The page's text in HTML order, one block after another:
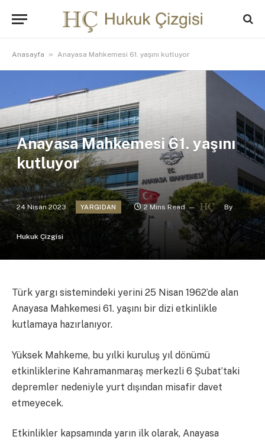
Anasayfa » Anayasa Mahkemesi 61. yaşını kutluyor
Anayasa Mahkemesi 61. yaşını
kutluyor
24 Nisan 2023 YARGIDAN 2 Mins Read By
Hukuk Çizgisi
Türk yargı sistemindeki yerini 25 Nisan 1962’de alan
Anayasa Mahkemesi 61. yaşını bir dizi etkinlikle
kutlamaya hazırlanıyor.
Yüksek Mahkeme, bu yılki kuruluş yıl dönümü
etkinliklerine Kahramanmaraş merkezli 6 Şubat’taki
depremler nedeniyle yurt dışından misafir davet
etmeyecek.
Etkinlikler kapsamında yarın ilk olarak, Anayasa